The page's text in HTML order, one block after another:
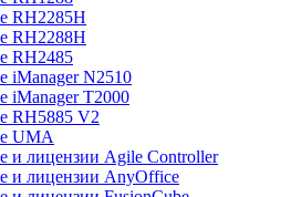
RH2285H
RH2288H
RH2485
iManager N2510
iManager T2000
RH5885 V2
UMA
и лицензии Agile Controller
и лицензии AnyOffice